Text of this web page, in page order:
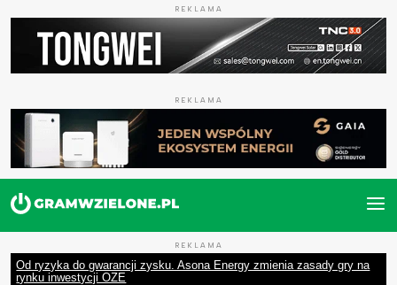
REKLAMA
REKLAMA
REKLAMA
Od ryzyka do gwarancji zysku. Asona Energy zmienia zasady gry na
rynku inwestycji OZE